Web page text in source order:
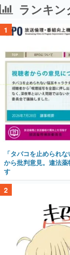
ランキン
1
「タバコを止められ
から批判意見。違法
す
2